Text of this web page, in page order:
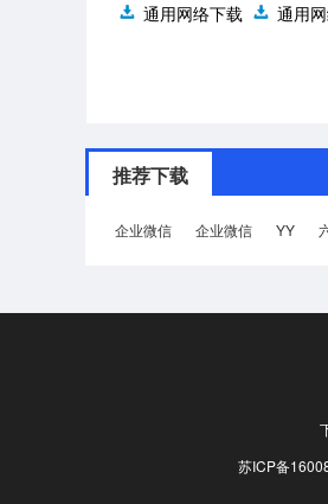
通用网络下载
通用
推荐下载
企业微信 企业微信 YY
苏ICP备